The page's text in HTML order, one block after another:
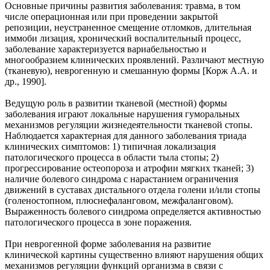
Основные причины развития заболевания: травма, в том
числе операционная или при проведении закрытой
репозиции, неустраненное смещение отломков, длительная
иммоби лизация, хронический воспалительный процесс,
заболевание характеризуется вариабельностью и
многообразием клинических проявлений. Различают местную
(тканевую), неврогенную и смешанную формы [Корж А.А. и
др., 1990].
Ведущую роль в развитии тканевой (местной) формы
заболевания играют локальные нарушения гуморальных
механизмов регуляции жизнедеятельности тканевой стопы.
Наблюдается характерная для данного заболевания триада
клинических симптомов: 1) типичная локализация
патологического процесса в области тыла стопы; 2)
прогрессирование остеопороза и атрофии мягких тканей; 3)
наличие болевого синдрома с нарастанием ограничения
движений в суставах дистального отдела голени и/или стопы
(голеностопном, плюснефаланговом, межфаланговом).
Выраженность болевого синдрома определяется активностью
патологического процесса в зоне поражения.
При неврогенной форме заболевания на развитие
клинической картины существенно влияют нарушения общих
механизмов регуляции функций организма в связи с